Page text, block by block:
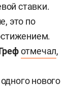
ставки.
это по
отмечал,
нового